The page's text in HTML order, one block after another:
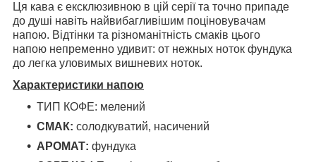
Ця кава є ексклюзивною в цій серії та точно припаде
до душі навіть найвибагливішим поціновувачам
напою. Відтінки та різноманітність смаків цього
напою непременно удивит: от нежных ноток фундука
до легка уловимых вишневих ноток.
Характеристики напою
ТИП КОФЕ: мелений
СМАК: солодкуватий, насичений
АРОМАТ: фундука